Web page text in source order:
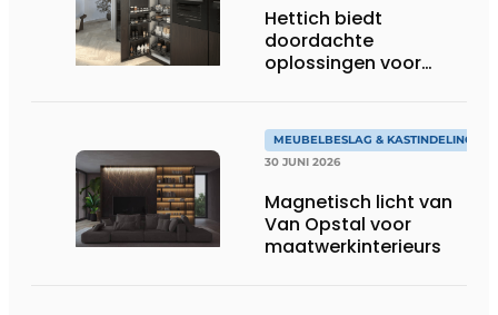
Hettich biedt
doordachte
oplossingen voor
MEUBELBESLAG & KASTINDELING
30 JUNI 2026
Magnetisch licht van
Van Opstal voor
maatwerkinterieurs